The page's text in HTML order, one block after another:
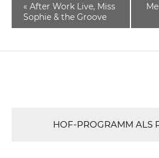
« After Work Live, Miss
Sophie & the Groove
HOF-PROGRAMM ALS